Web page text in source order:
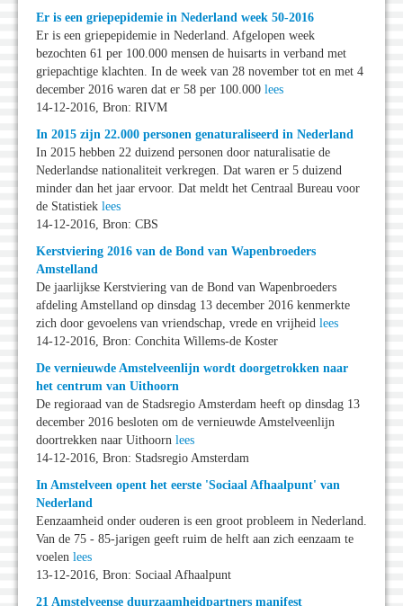
Er is een griepepidemie in Nederland week 50-2016
Er is een griepepidemie in Nederland. Afgelopen week
bezochten 61 per 100.000 mensen de huisarts in verband met
griepachtige klachten. In de week van 28 november tot en met 4
december 2016 waren dat er 58 per 100.000 lees
14-12-2016, Bron: RIVM
In 2015 zijn 22.000 personen genaturaliseerd in Nederland
In 2015 hebben 22 duizend personen door naturalisatie de
Nederlandse nationaliteit verkregen. Dat waren er 5 duizend
minder dan het jaar ervoor. Dat meldt het Centraal Bureau voor
de Statistiek lees
14-12-2016, Bron: CBS
Kerstviering 2016 van de Bond van Wapenbroeders
Amstelland
De jaarlijkse Kerstviering van de Bond van Wapenbroeders
afdeling Amstelland op dinsdag 13 december 2016 kenmerkte
zich door gevoelens van vriendschap, vrede en vrijheid lees
14-12-2016, Bron: Conchita Willems-de Koster
De vernieuwde Amstelveenlijn wordt doorgetrokken naar
het centrum van Uithoorn
De regioraad van de Stadsregio Amsterdam heeft op dinsdag 13
december 2016 besloten om de vernieuwde Amstelveenlijn
doortrekken naar Uithoorn lees
14-12-2016, Bron: Stadsregio Amsterdam
In Amstelveen opent het eerste 'Sociaal Afhaalpunt' van
Nederland
Eenzaamheid onder ouderen is een groot probleem in Nederland.
Van de 75 - 85-jarigen geeft ruim de helft aan zich eenzaam te
voelen lees
13-12-2016, Bron: Sociaal Afhaalpunt
21 Amstelveense duurzaamheidpartners manifest